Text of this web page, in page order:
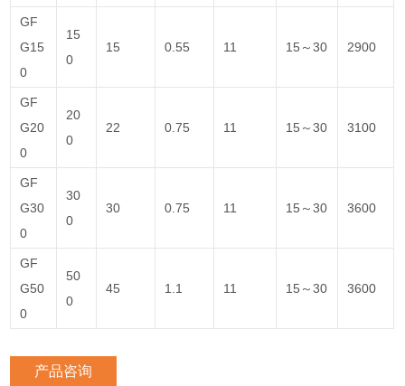
GF
G15
0
15
0
15 0.55 11 15～30 2900
GF
G20
0
20
0
22 0.75 11 15～30 3100
GF
G30
0
30
0
30 0.75 11 15～30 3600
GF
G50
0
50
0
45 1.1 11 15～30 3600
产品咨询